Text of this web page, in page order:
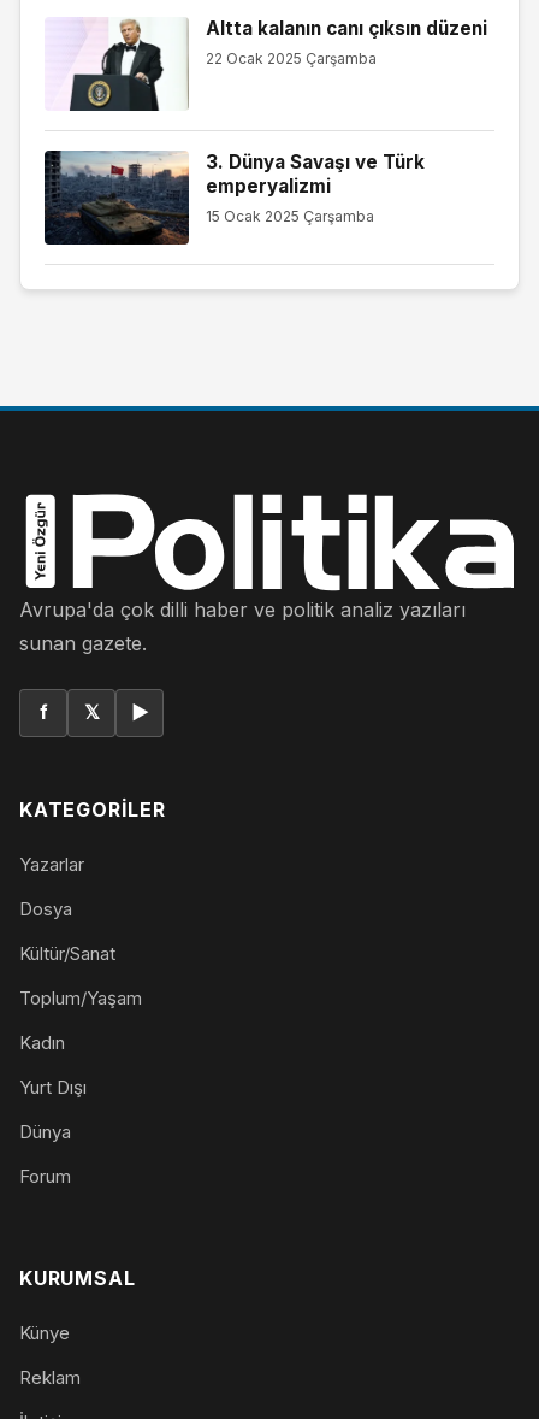
Altta kalanın canı çıksın düzeni
22 Ocak 2025 Çarşamba
3. Dünya Savaşı ve Türk
emperyalizmi
15 Ocak 2025 Çarşamba
Avrupa'da çok dilli haber ve politik analiz yazıları
sunan gazete.
f 𝕏 ▶
KATEGORILER
Yazarlar
Dosya
Kültür/Sanat
Toplum/Yaşam
Kadın
Yurt Dışı
Dünya
Forum
KURUMSAL
Künye
Reklam